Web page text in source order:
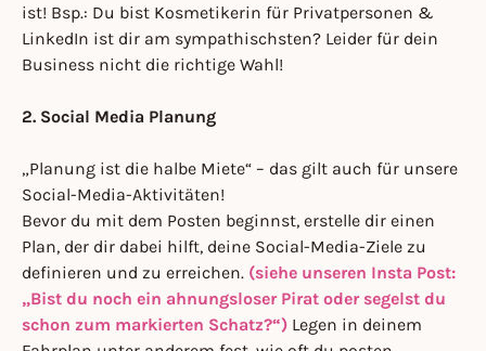
ist! Bsp.: Du bist Kosmetikerin für Privatpersonen &
LinkedIn ist dir am sympathischsten? Leider für dein
Business nicht die richtige Wahl!
2. Social Media Planung
„Planung ist die halbe Miete“ – das gilt auch für unsere
Social-Media-Aktivitäten!
Bevor du mit dem Posten beginnst, erstelle dir einen
Plan, der dir dabei hilft, deine Social-Media-Ziele zu
definieren und zu erreichen. (siehe unseren Insta Post:
„Bist du noch ein ahnungsloser Pirat oder segelst du
schon zum markierten Schatz?“) Legen in deinem